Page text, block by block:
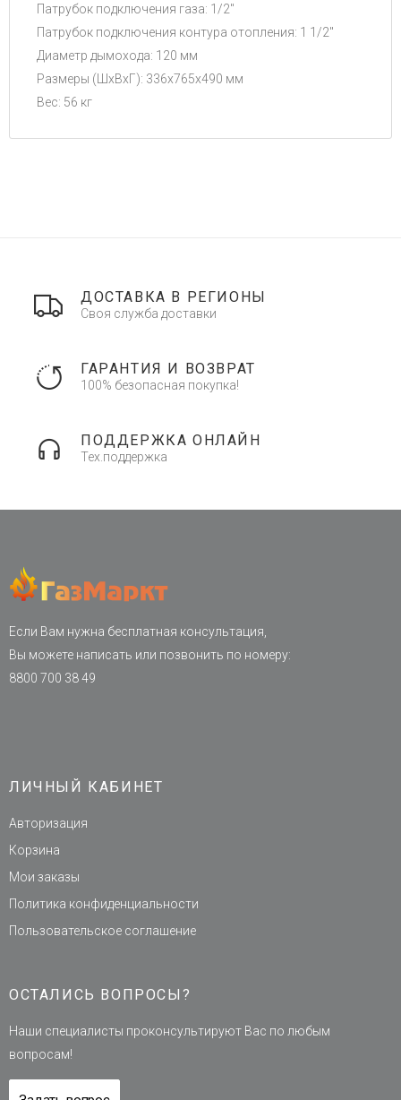
Патрубок подключения газа: 1/2"
Патрубок подключения контура отопления: 1 1/2"
Диаметр дымохода: 120 мм
Размеры (ШхВхГ): 336x765x490 мм
Вес: 56 кг
ДОСТАВКА В РЕГИОНЫ
Своя служба доставки
ГАРАНТИЯ И ВОЗВРАТ
100% безопасная покупка!
ПОДДЕРЖКА ОНЛАЙН
Тех.поддержка
Если Вам нужна бесплатная консультация,
Вы можете написать или позвонить по номеру:
8800 700 38 49
ЛИЧНЫЙ КАБИНЕТ
Авторизация
Корзина
Мои заказы
Политика конфиденциальности
Пользовательское соглашение
ОСТАЛИСЬ ВОПРОСЫ?
Наши специалисты проконсультируют Вас по любым
вопросам!